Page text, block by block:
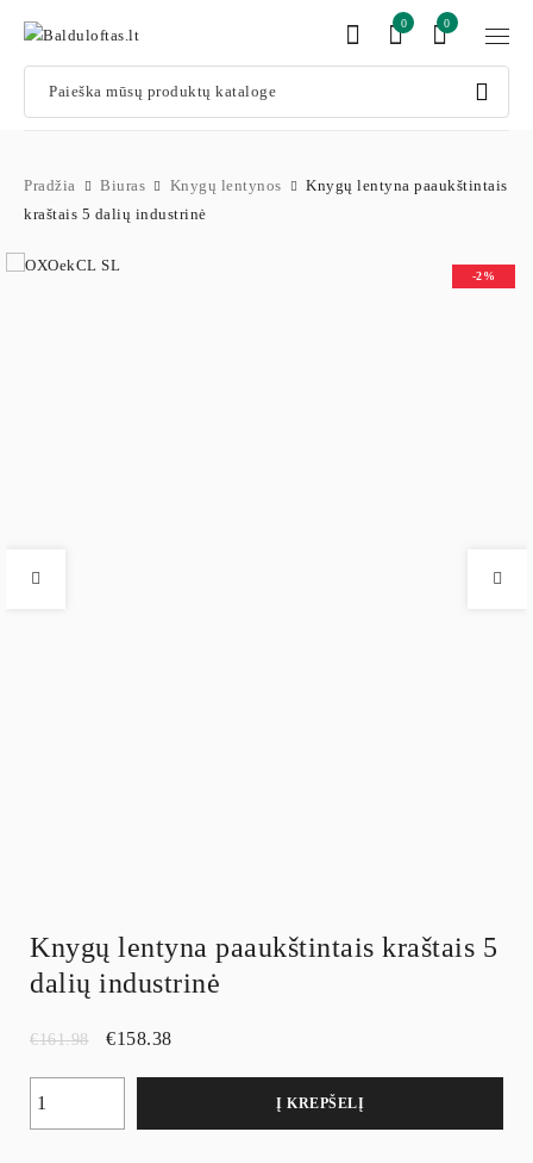
0
0
Pradžia Biuras Knygų lentynos
Knygų lentyna paaukštintais
kraštais 5 dalių industrinė
-2%
Knygų lentyna paaukštintais kraštais 5
dalių industrinė
€161.98 €158.38
Į KREPŠELĮ